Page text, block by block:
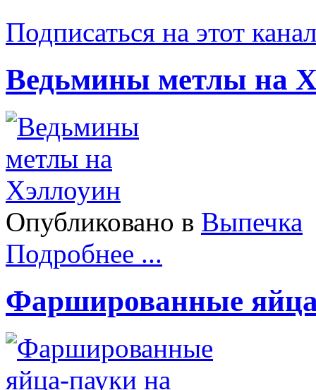
Подписаться на этот
Ведьмины метлы на
Опубликовано в Выпечка
Подробнее ...
Фаршированные